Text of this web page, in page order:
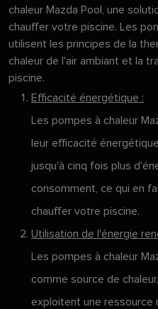
chaleur Mazda Pool, une
chauffer votre piscine. Les
utilisent les principes de la
chaleur de l'air ambiant et la
piscine.
Efficacité énergétique :
Les pompes à chaleur
leur efficacité
jusqu'à cinq fois plus
consomment, ce qui en
chauffer votre piscine.
Utilisation de l'énergie
Les pompes à chaleur
comme source de
exploitent une ressource